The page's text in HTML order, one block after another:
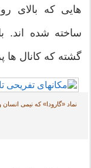
که بالای
شده اند. با
که کانال ها
«گارودا» که نیمی انسان و